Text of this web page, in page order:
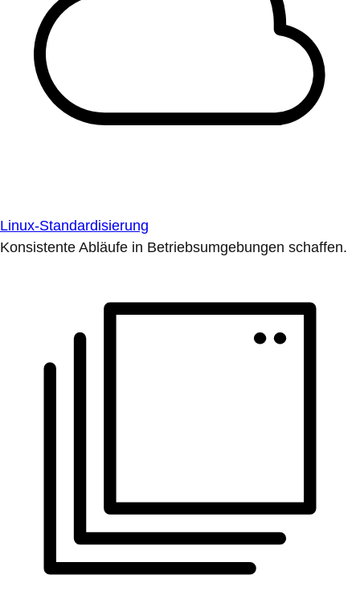
Linux-Standardisierung
Konsistente Abläufe in Betriebsumgebungen schaffen.